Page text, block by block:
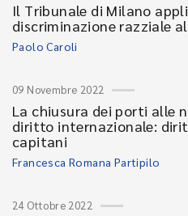
Il Tribunale di Milano
discriminazione razziale
Paolo Caroli
09 Novembre 2022
La chiusura dei porti alle
diritto internazionale:
capitani
Francesca Romana Partipilo
24 Ottobre 2022